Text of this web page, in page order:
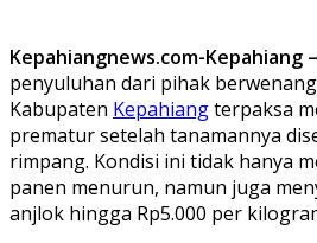
Kepahiangnews.com-Kepahiang –
penyuluhan dari pihak
Kabupaten Kepahiangterpaksa
prematur setelah tanamannya
rimpang. Kondisi ini tidak hanya
panen menurun, namun juga
anjlok hingga Rp5.000 per